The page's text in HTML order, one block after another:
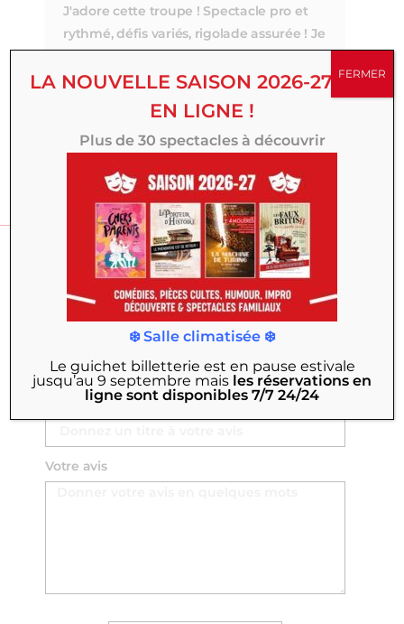
J'adore cette troupe ! Spectacle pro et
rythmé, défis variés, rigolade assurée ! Je
Helene - 6 décembre 2025
LIRE TOUS LES COMMENTAIRES
DONNER MON AVIS
Nom Prénom
Votre avis
LA NOUVELLE SAISON 2026-27 EST
EN LIGNE !
Plus de 30 spectacles à découvrir
❄️ Salle climatisée ❄️
Le guichet billetterie est en pause estivale
jusqu’au 9 septembre mais les réservations en
ligne sont disponibles 7/7 24/24
FERMER